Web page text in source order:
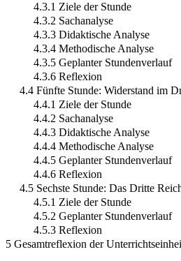
4.3.1 Ziele der Stunde
4.3.2 Sachanalyse
4.3.3 Didaktische Analyse
4.3.4 Methodische Analyse
4.3.5 Geplanter Stundenverlauf
4.3.6 Reflexion
4.4 Fünfte Stunde: Widerstand im
4.4.1 Ziele der Stunde
4.4.2 Sachanalyse
4.4.3 Didaktische Analyse
4.4.4 Methodische Analyse
4.4.5 Geplanter Stundenverlauf
4.4.6 Reflexion
4.5 Sechste Stunde: Das Dritte
4.5.1 Ziele der Stunde
4.5.2 Geplanter Stundenverlauf
4.5.3 Reflexion
5 Gesamtreflexion der